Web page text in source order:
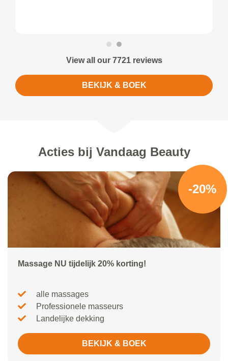
View all our 7721 reviews
BEKIJK & BOEK
Acties bij Vandaag Beauty
-20%
Massage NU tijdelijk 20% korting!
alle massages
Professionele masseurs
Landelijke dekking
BEKIJK & BOEK